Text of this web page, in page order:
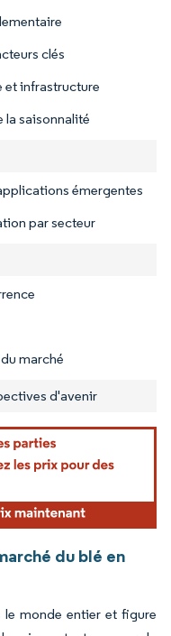
clés
et infrastructure
la saisonnalité
émergentes
par secteur
marché
d'avenir
du blé en
le monde entier et figure